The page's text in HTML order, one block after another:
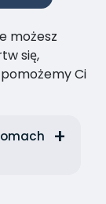
możesz
się,
Ci